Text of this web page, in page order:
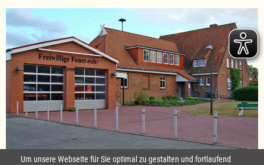
Standort Sterley
Um unsere Webseite für Sie optimal zu gestalten und fortlaufend